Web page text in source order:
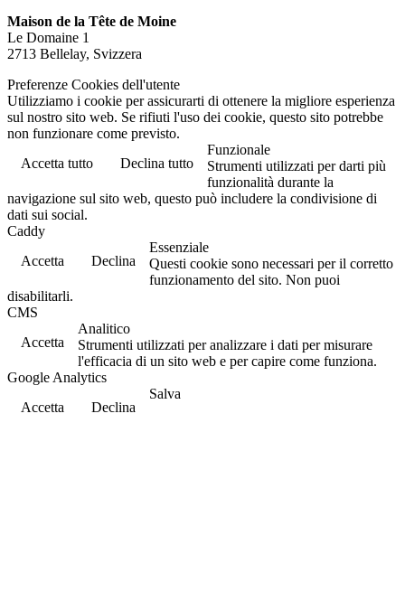
Maison de la Tête de Moine
Le Domaine 1
2713 Bellelay, Svizzera
Preferenze Cookies dell'utente
Utilizziamo i cookie per assicurarti di ottenere la migliore esperienza
sul nostro sito web. Se rifiuti l'uso dei cookie, questo sito potrebbe
non funzionare come previsto.
Accetta tutto
Declina tutto
Funzionale
Strumenti utilizzati per darti più
funzionalità durante la
navigazione sul sito web, questo può includere la condivisione di
dati sui social.
Caddy
Accetta
Declina
Essenziale
Questi cookie sono necessari per il corretto
funzionamento del sito. Non puoi
disabilitarli.
CMS
Accetta
Analitico
Strumenti utilizzati per analizzare i dati per misurare
l'efficacia di un sito web e per capire come funziona.
Google Analytics
Accetta
Declina
Salva